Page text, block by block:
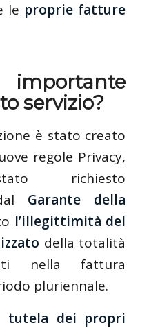
le proprie fatture
servizio?
è stato creato
regole Privacy,
richiesto
Garante della
l’illegittimità del
della totalità
nella fattura
pluriennale.
tutela dei propri